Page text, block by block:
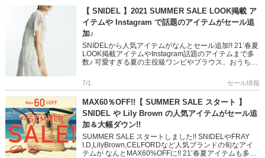
【 SNIDEL 】2021 SUMMER SALE LOOK掲載 ア
イテムや Instagram で話題のアイテムがセール追
加♪
SNIDELから人気アイテムがなんとセール追加!! 21’春夏
LOOK掲載アイテムやInstagram話題のアイテムまで多
数♪ 可愛すぎる夏の主役級ワンピやブラウス、おうち時
7/1 セール情報
MAX60％OFF!!【 SUMMER SALE スタート 】
SNIDEL や Lily Brown の人気アイテムがセール追
加＆大幅ダウン!!
SUMMER SALE スタートしました!! SNIDELやFRAY
I.D,LilyBrown,CELFORDなど人気ブランドの旬なアイ
テムが なんとMAX60%OFFに!! 21’春夏アイテムも多数